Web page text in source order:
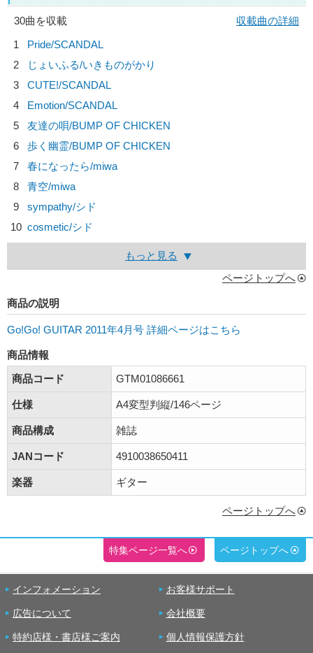
30曲を収載
収載曲の詳細
1
Pride/SCANDAL
2
じょいふる/いきものがかり
3
CUTE!/SCANDAL
4
Emotion/SCANDAL
5
友達の唄/BUMP OF CHICKEN
6
歩く幽霊/BUMP OF CHICKEN
7
春になったら/miwa
8
青空/miwa
9
sympathy/シド
10 cosmetic/シド
もっと見る
ページトップへ
商品の説明
Go!Go! GUITAR 2011年4月号 詳細ページはこちら
商品情報
商品コード
GTM01086661
仕様 A4変型判縦/146ページ
商品構成 雑誌
JANコード 4910038650411
楽器 ギター
ページトップへ
特集ページ一覧へ ページトップへ
インフォメーション お客様サポート
広告について 会社概要
特約店様・書店様ご案内 個人情報保護方針